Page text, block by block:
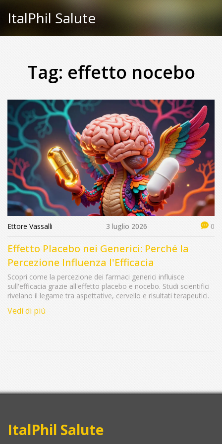
ItalPhil Salute
Tag: effetto nocebo
Ettore Vassalli 3 luglio 2026 0
Effetto Placebo nei Generici: Perché la
Percezione Influenza l'Efficacia
Scopri come la percezione dei farmaci generici influisce
sull'efficacia grazie all'effetto placebo e nocebo. Studi scientifici
rivelano il legame tra aspettative, cervello e risultati terapeutici.
Vedi di più
ItalPhil Salute